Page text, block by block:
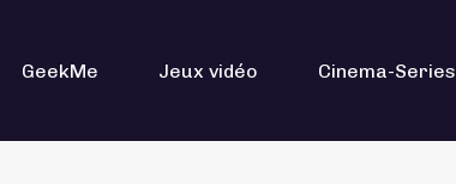
GeekMe Jeux vidéo Cinema-Series